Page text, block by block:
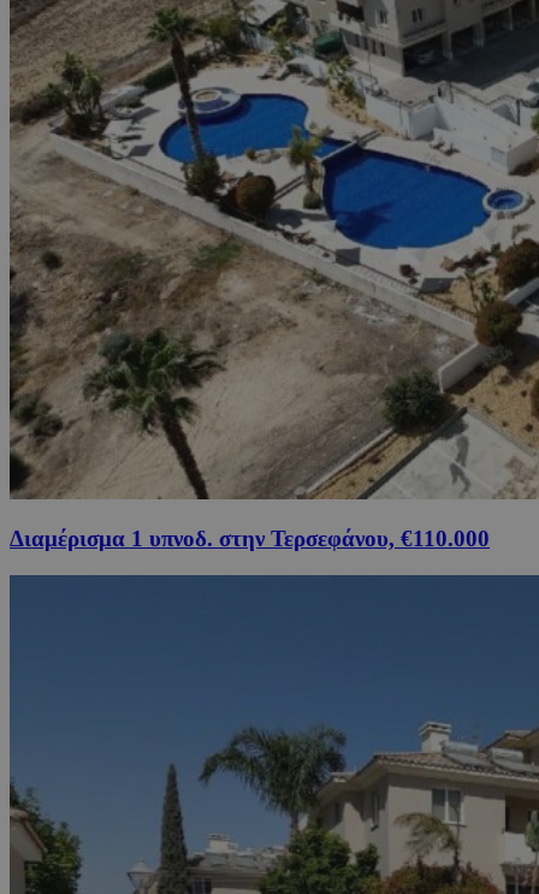
Διαμέρισμα 1 υπνοδ. στην Τερσεφάνου, €110.000